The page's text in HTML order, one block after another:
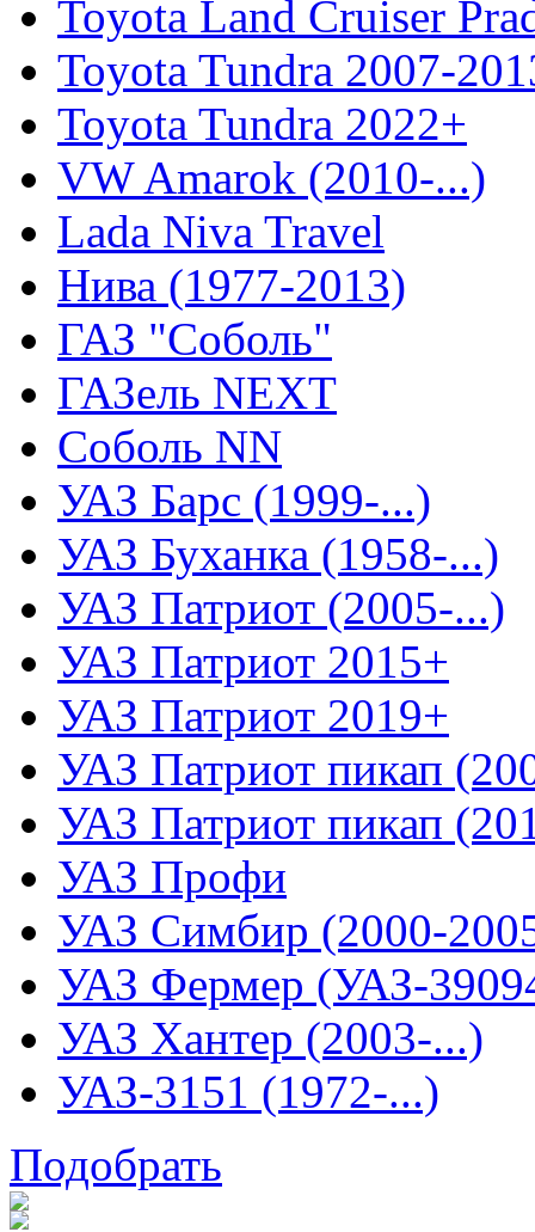
Toyota Land Cruiser
Toyota Tundra 2007-
Toyota Tundra 2022+
VW Amarok (2010-...)
Lada Niva Travel
Нива (1977-2013)
ГАЗ "Соболь"
ГАЗель NEXT
Соболь NN
УАЗ Барс (1999-...)
УАЗ Буханка (1958-...)
УАЗ Патриот (2005-...)
УАЗ Патриот 2015+
УАЗ Патриот 2019+
УАЗ Патриот пикап
УАЗ Патриот пикап
УАЗ Профи
УАЗ Симбир (2000-
УАЗ Фермер (УАЗ-
УАЗ Хантер (2003-...)
УАЗ-3151 (1972-...)
Подобрать